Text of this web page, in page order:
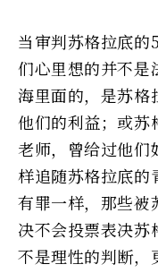
当审判苏格拉底的
们心里想的并不是
海里面的，是苏格
他们的利益；或苏
老师，曾给过他们
样追随苏格拉底的
有罪一样，那些被
决不会投票表决苏
不是理性的判断，